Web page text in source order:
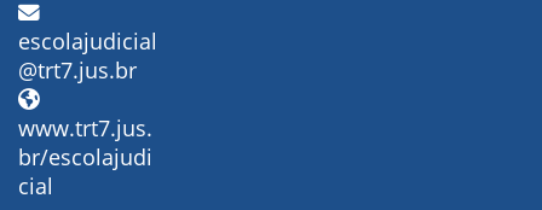
escolajudicial
@trt7.jus.br
www.trt7.jus.
br/escolajudi
cial